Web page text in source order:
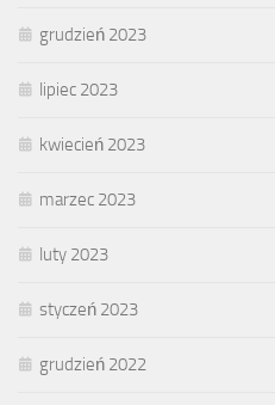
grudzień 2023
lipiec 2023
kwiecień 2023
marzec 2023
luty 2023
styczeń 2023
grudzień 2022